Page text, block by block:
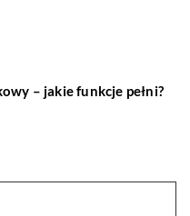
– jakie funkcje pełni?